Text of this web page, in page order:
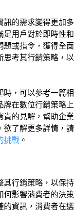
訊的需求變得更加多
足用戶對於即時性和
題或指令，獲得全面
思考其行銷策略，以
時，可以參考一篇相
牌在數位行銷策略上
貴的見解，幫助企業
欲了解更多詳情，請
挑戰 。
其行銷策略，以保持
何影響消費者的決策
的資訊，消費者在選